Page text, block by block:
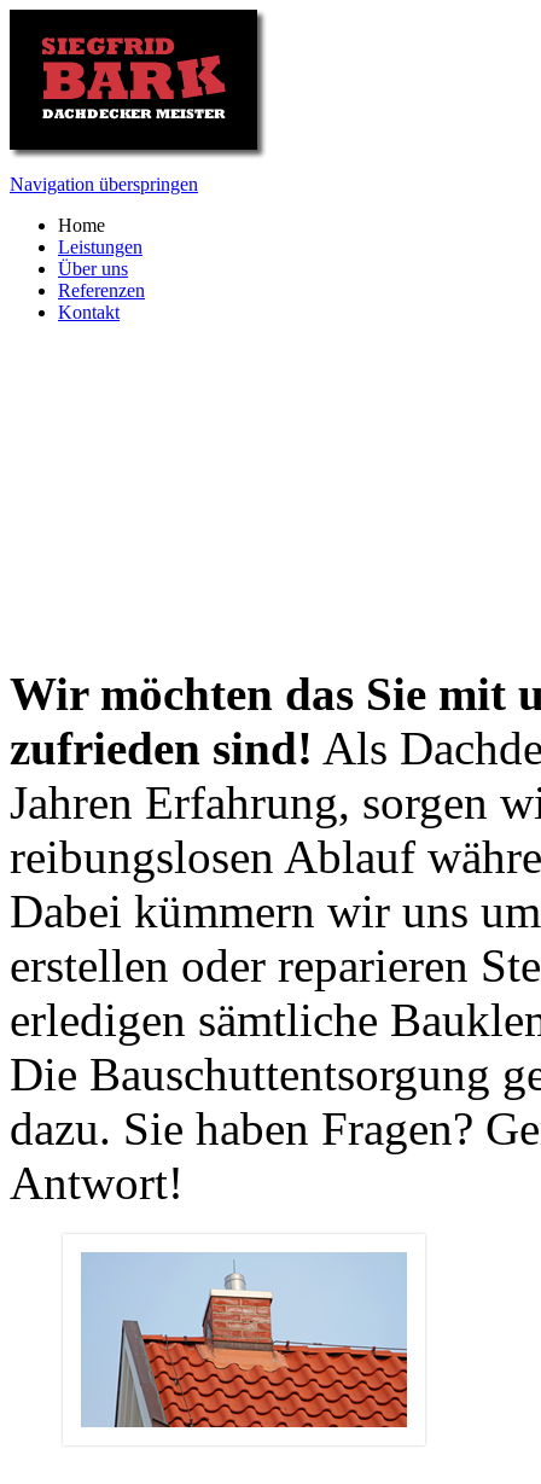
Navigation überspringen
Home
Leistungen
Über uns
Referenzen
Kontakt
Wir möchten das Sie mit
zufrieden sind! Als
Jahren Erfahrung, sorgen
reibungslosen Ablauf
Dabei kümmern wir uns
erstellen oder reparieren
erledigen sämtliche
Die Bauschuttentsorgung
dazu. Sie haben Fragen?
Antwort!